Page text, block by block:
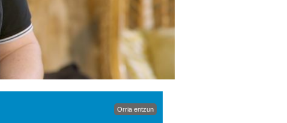
Orria entzun